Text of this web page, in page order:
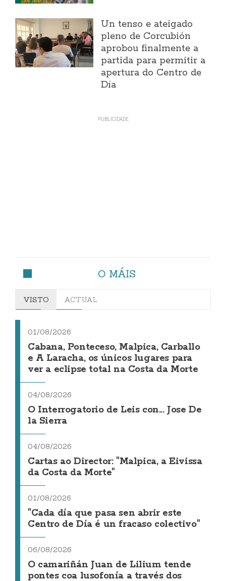
Un tenso e ateigado
pleno de Corcubión
aprobou finalmente a
partida para permitir a
apertura do Centro de
Día
O MÁIS
VISTO ACTUAL
01/08/2026
Cabana, Ponteceso, Malpica, Carballo
e A Laracha, os únicos lugares para
ver a eclipse total na Costa da Morte
04/08/2026
O Interrogatorio de Leis con... Jose De
la Sierra
04/08/2026
Cartas ao Director: "Malpica, a Eivissa
da Costa da Morte"
01/08/2026
"Cada día que pasa sen abrir este
Centro de Día é un fracaso colectivo"
06/08/2026
O camariñán Juan de Lilium tende
pontes coa lusofonía a través dos